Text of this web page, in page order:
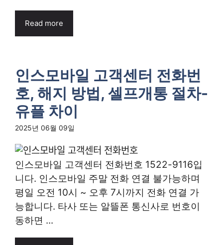
Read more
인스모바일 고객센터 전화번
호, 해지 방법, 셀프개통 절차-
유플 차이
2025년 06월 09일
인스모바일 고객센터 전화번호 1522-9116입
니다. 인스모바일 주말 전화 연결 불가능하며
평일 오전 10시 ~ 오후 7시까지 전화 연결 가
능합니다. 타사 또는 알뜰폰 통신사로 번호이
동하면 ...